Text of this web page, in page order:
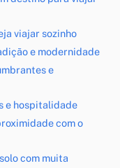
viajar sozinho
e modernidade
e
e hospitalidade
com o
com muita